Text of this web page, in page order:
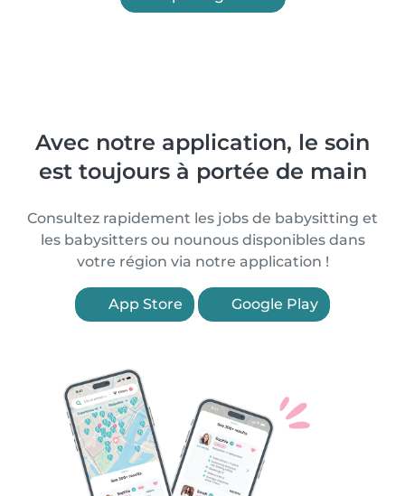
Avec notre application, le soin
est toujours à portée de main
Consultez rapidement les jobs de babysitting et
les babysitters ou nounous disponibles dans
votre région via notre application !
App Store Google Play